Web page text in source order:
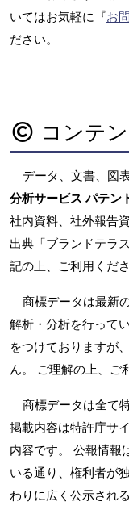
いてはお気軽に『お
ださい。
コンテ
データ、文書、図
分析サービス パテン
社内資料、社外報告
出典「ブランドテラ
記の上、ご利用くださ
商標データは最新
解析・分析を行って
をつけておりますが
ん。 ご理解の上、ご
商標データは全て
掲載内容は特許庁サ
内容です。 公報情報
いる通り、権利者が
わりに広く公示され